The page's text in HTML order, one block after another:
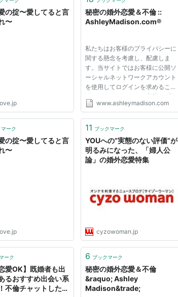
の掟〜愛してると言
〜
秘密の婚外恋愛＆不倫 ::
AshleyMadison.com®
私たちはお客様のプライバシーに
関する懸念を考慮し、配慮しま
す。当サイトではお客様に公開ソ
ーシャルネットワークアカウント
を使用してログインを求めること
はありません。またお客様のプラ
イバシーを保護する目的で設計さ
完全に独立したシステム Ashley
ー...
www.ashleymadison.com
マーク
の掟〜愛してると言
〜
11 ブックマーク
YOUへの”実態のない評価”が
明るみになった、「婦人公
論」の婚外恋愛特集
cyzowoman.jp
ーク
愛OK】既婚者も出
るおすすめ出会い系
不倫チャットしたい
6 ブックマーク
秘密の婚外恋愛＆不倫
&raquo; Ashley
Madison&trade;